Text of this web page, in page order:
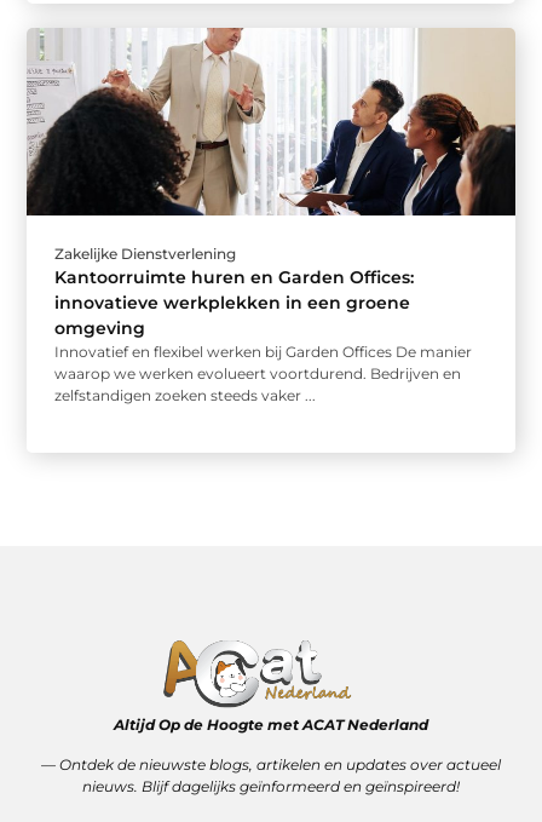
Zakelijke Dienstverlening
Kantoorruimte huren en Garden Offices:
innovatieve werkplekken in een groene
omgeving
Innovatief en flexibel werken bij Garden Offices De manier
waarop we werken evolueert voortdurend. Bedrijven en
zelfstandigen zoeken steeds vaker ...
Altijd Op de Hoogte met ACAT Nederland
–– Ontdek de nieuwste blogs, artikelen en updates over actueel
nieuws. Blijf dagelijks geïnformeerd en geïnspireerd!